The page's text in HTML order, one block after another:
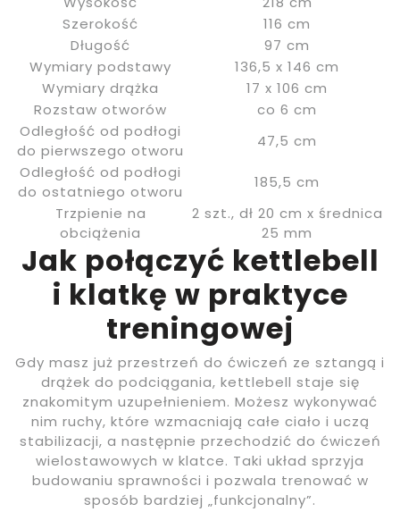
Szerokość
116 cm
Długość
97 cm
Wymiary podstawy
136,5 x 146 cm
Wymiary drążka
17 x 106 cm
Rozstaw otworów
co 6 cm
Odległość od podłogi
do pierwszego otworu
47,5 cm
Odległość od podłogi
do ostatniego otworu
185,5 cm
Trzpienie na
obciążenia
2 szt., dł 20 cm x średnica
25 mm
Jak połączyć kettlebell
i klatkę w praktyce
treningowej
Gdy masz już przestrzeń do ćwiczeń ze sztangą i
drążek do podciągania, kettlebell staje się
znakomitym uzupełnieniem. Możesz wykonywać
nim ruchy, które wzmacniają całe ciało i uczą
stabilizacji, a następnie przechodzić do ćwiczeń
wielostawowych w klatce. Taki układ sprzyja
budowaniu sprawności i pozwala trenować w
sposób bardziej „funkcjonalny”.